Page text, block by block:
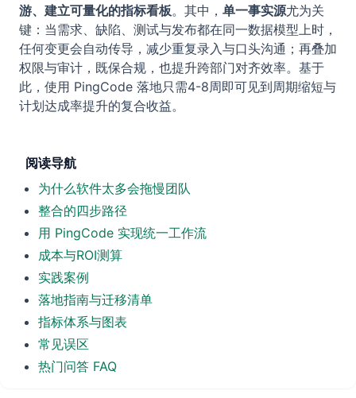
游、建立可量化的指标看板。其中， 单一事实源尤为关
键：当需求、缺陷、测试与发布都在同一数据模型上时，
任何变更会自动传导，减少重复录入与口头沟通；再叠加
权限与审计，既保合规，也提升跨部门对齐效率。基于
此，使用 PingCode 落地只需4-8周即可见到周期缩短与
计划达成率提升的复合收益。
阅读导航
为什么软件太多会拖慢团队
整合的四步路径
用 PingCode 实现统一工作流
成本与ROI测算
实践案例
落地指南与迁移清单
指标体系与图表
常见误区
热门问答 FAQ